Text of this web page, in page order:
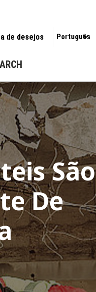
de desejos Português
São
De